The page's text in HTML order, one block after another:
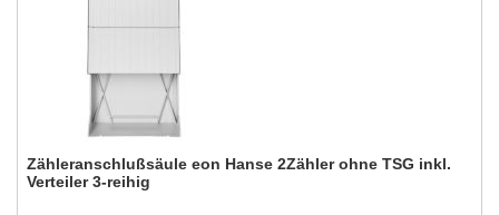
Zähleranschlußsäule eon Hanse 2Zähler ohne TSG inkl.
Verteiler 3-reihig